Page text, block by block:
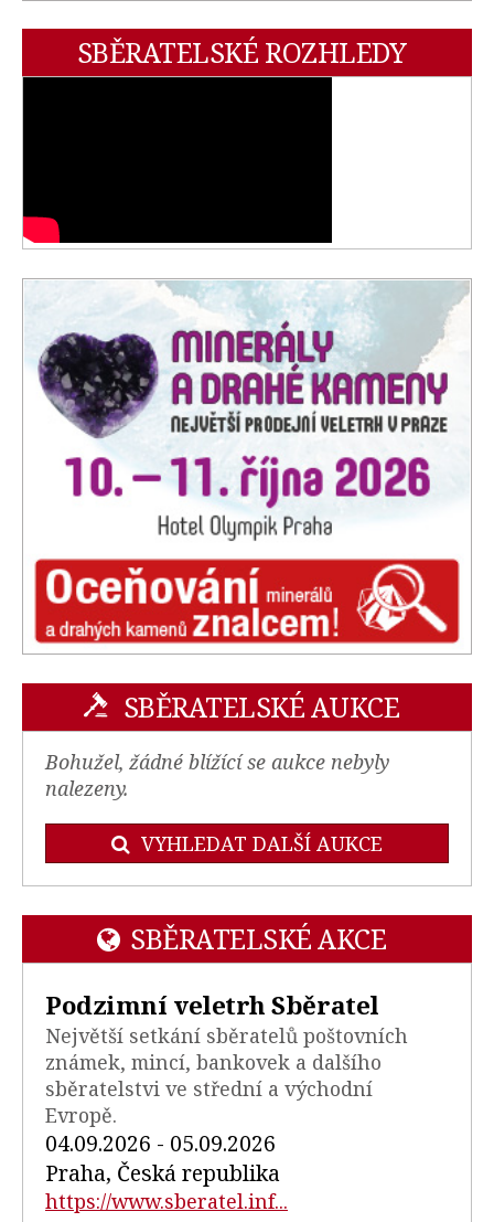
SBĚRATELSKÉ ROZHLEDY
SBĚRATELSKÉ AUKCE
Bohužel, žádné blížící se aukce nebyly
nalezeny.
VYHLEDAT DALŠÍ AUKCE
SBĚRATELSKÉ AKCE
Podzimní veletrh Sběratel
Největší setkání sběratelů poštovních
známek, mincí, bankovek a dalšího
sběratelstvi ve střední a východní
Evropě.
04.09.2026 - 05.09.2026
Praha, Česká republika
https://www.sberatel.inf...